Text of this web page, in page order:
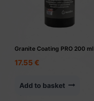
Granite Coating PRO 200 ml
17.55 €
Add to basket